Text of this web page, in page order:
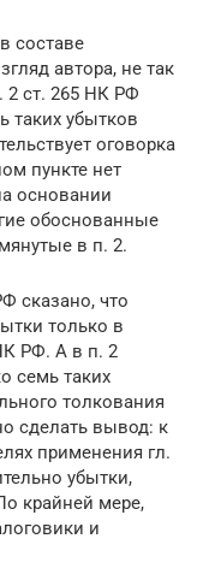
составе
автора, не так
2 ст. 265 НК РФ
таких убытков
оговорка
пункте нет
основании
обоснованные
в п. 2.
сказано, что
только в
РФ. А в п. 2
семь таких
толкования
сделать вывод: к
применения гл.
убытки,
крайней мере,
и